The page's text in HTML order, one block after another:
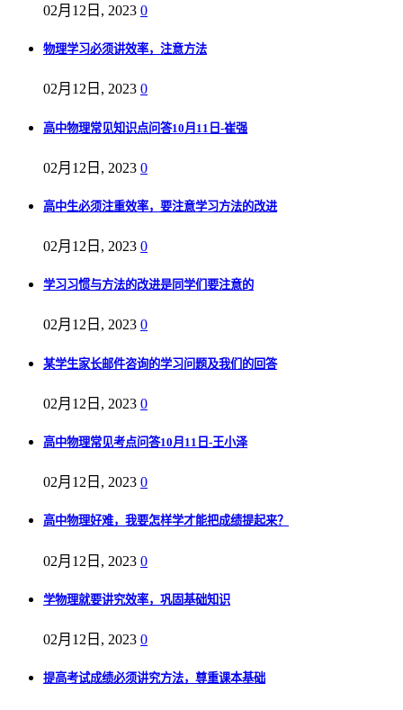
02月12日, 2023 0
物理学习必须讲效率，注意方法
02月12日, 2023 0
高中物理常见知识点问答10月11日-崔强
02月12日, 2023 0
高中生必须注重效率，要注意学习方法的改进
02月12日, 2023 0
学习习惯与方法的改进是同学们要注意的
02月12日, 2023 0
某学生家长邮件咨询的学习问题及我们的回答
02月12日, 2023 0
高中物理常见考点问答10月11日-王小泽
02月12日, 2023 0
高中物理好难，我要怎样学才能把成绩提起来？
02月12日, 2023 0
学物理就要讲究效率，巩固基础知识
02月12日, 2023 0
提高考试成绩必须讲究方法，尊重课本基础